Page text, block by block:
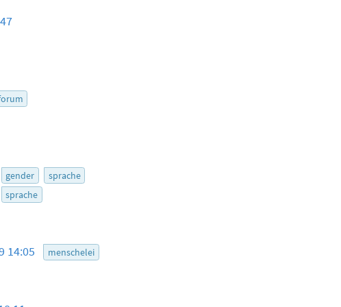
gender sprache
sprache
14:05 menschelei